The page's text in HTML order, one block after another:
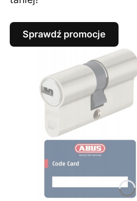
Sprawdź promocje